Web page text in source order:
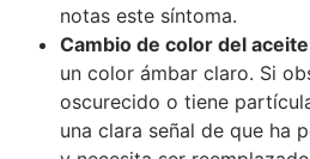
notas este síntoma.
Cambio de color del
un color ámbar claro. Si
oscurecido o tiene
una clara señal de que ha